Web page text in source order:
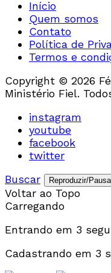
Início
Quem somos
Contato
Política de
Termos e
Copyright © 2026
Ministério Fiel.
instagram
youtube
facebook
twitter
Buscar
Reproduzir/
Voltar ao Topo
Carregando
Entrando em 3
Cadastrando em 3